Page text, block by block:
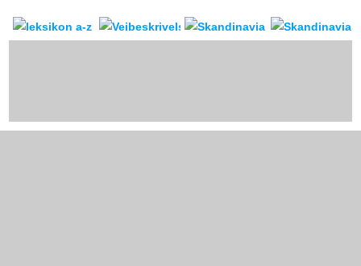
Skandinavia leksikonVeibeskrivelse forum &